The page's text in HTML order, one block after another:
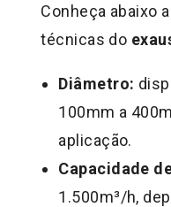
Conheça abaixo
técnicas do
Diâmetro:
100mm a
aplicação.
Capacidade
1.500m³/h,